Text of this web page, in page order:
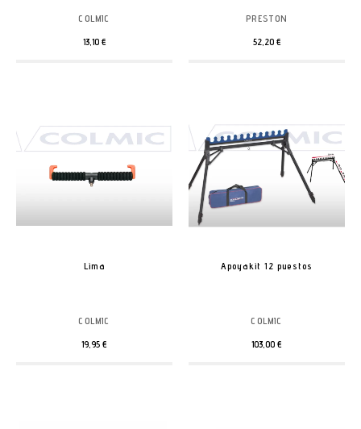
COLMIC
13,10 €
PRESTON
52,20 €
Lima
COLMIC
19,95 €
Apoyakit 12 puestos
COLMIC
103,00 €